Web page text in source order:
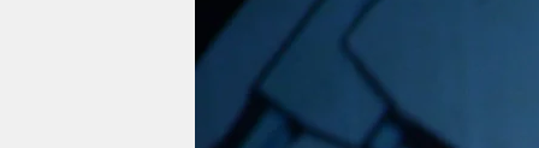
wahrheit
verlag
verlag